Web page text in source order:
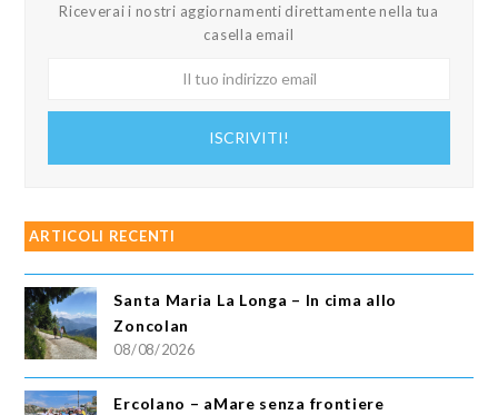
Riceverai i nostri aggiornamenti direttamente nella tua
casella email
ISCRIVITI!
ARTICOLI RECENTI
Santa Maria La Longa – In cima allo
Zoncolan
08/08/2026
Ercolano – aMare senza frontiere